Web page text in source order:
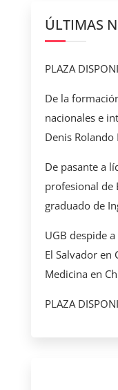
ÚLTIMAS
PLAZA
De la
nacionales e
Denis Rolando
De pasante a
profesional de
graduado de
UGB despide
El Salvador en
Medicina en
PLAZA